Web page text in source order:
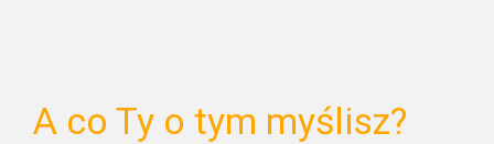
A co Ty o tym myślisz?